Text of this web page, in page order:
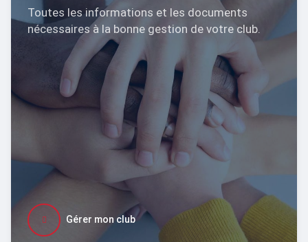
Toutes les informations et les documents
nécessaires à la bonne gestion de votre club.
Gérer mon club